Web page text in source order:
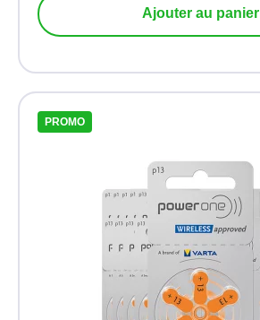
Ajouter au panier
PROMO